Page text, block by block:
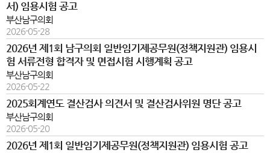
서) 임용시험 공고
부산남구의회
2026-05-28
2026년 제1회 남구의회 일반임기제공무원(정책지원관) 임용시
험 서류전형 합격자 및 면접시험 시행계획 공고
부산남구의회
2026-05-22
2025회계연도 결산검사 의견서 및 결산검사위원 명단 공고
부산남구의회
2026-05-20
2026년 제1회 일반임기제공무원(정책지원관) 임용시험 공고